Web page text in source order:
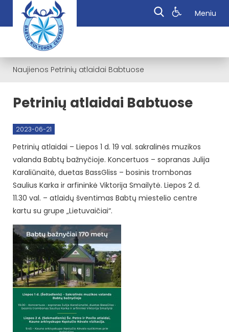
Meniu
Naujienos Petrinių atlaidai Babtuose
Petrinių atlaidai Babtuose
2023-06-21
Petrinių atlaidai – Liepos 1 d. 19 val. sakralinės muzikos
valanda Babtų bažnyčioje. Koncertuos – sopranas Julija
Karaliūnaitė, duetas BassGliss – bosinis trombonas
Saulius Karka ir arfininkė Viktorija Smailytė. Liepos 2 d.
11.30 val. – atlaidų šventimas Babtų miestelio centre
kartu su grupe „Lietuvaičiai“.